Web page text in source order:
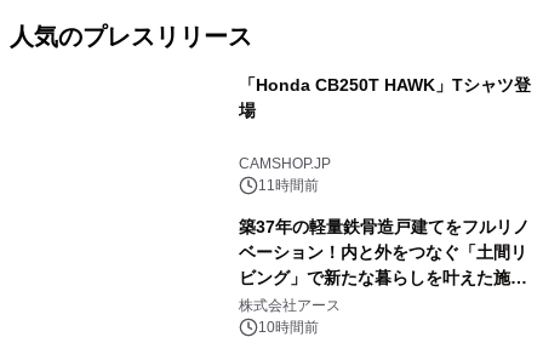
人気のプレスリリース
「Honda CB250T HAWK」Tシャツ登
場
CAMSHOP.JP
11時間前
築37年の軽量鉄骨造戸建てをフルリノ
ベーション！内と外をつなぐ「土間リ
ビング」で新たな暮らしを叶えた施工
事例を株式会社アースが公開
株式会社アース
10時間前